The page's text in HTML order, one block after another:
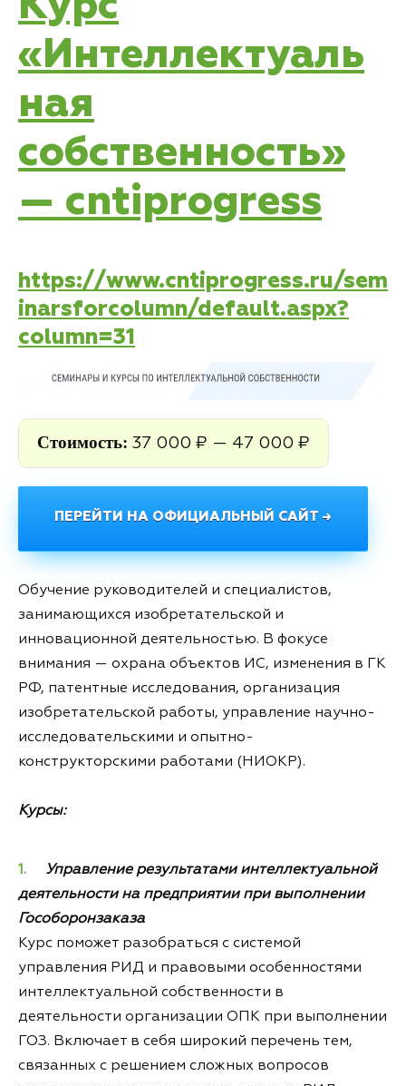
«Интеллектуаль
ная
собственность»
— cntiprogress
https://www.cntiprogress.ru/sem
inarsforcolumn/default.aspx?
column=31
Стоимость: 37 000 ₽ — 47 000 ₽
ПЕРЕЙТИ НА ОФИЦИАЛЬНЫЙ САЙТ →
Обучение руководителей и специалистов,
занимающихся изобретательской и
инновационной деятельностью. В фокусе
внимания — охрана объектов ИC, изменения в ГК
РФ, патентные исследования, организация
изобретательской работы, управление научно-
исследовательскими и опытно-
конструкторскими работами (НИОКР).
Курсы:
Управление результатами интеллектуальной
деятельности на предприятии при выполнении
Гособоронзаказа
Курс поможет разобраться с системой
управления РИД и правовыми особенностями
интеллектуальной собственности в
деятельности организации ОПК при выполнении
ГОЗ. Включает в себя широкий перечень тем,
связанных с решением сложных вопросов